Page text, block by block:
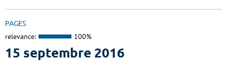
PAGES
relevance: 100%
15 septembre 2016